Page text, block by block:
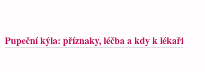
Pupeční kýla: příznaky, léčba a kdy k lékaři